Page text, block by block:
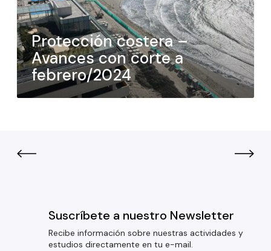
Protección costera –
Avances con corte a
febrero/2024
Suscríbete a nuestro Newsletter
Recibe información sobre nuestras actividades y
estudios directamente en tu e-mail.